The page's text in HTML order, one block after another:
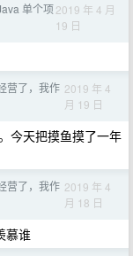
单个项2019 年 4 月
19 日
营了，我作 2019 年 4
月 19 日
今天把摸鱼摸了一年
营了，我作 2019 年 4
月 18 日
慕谁